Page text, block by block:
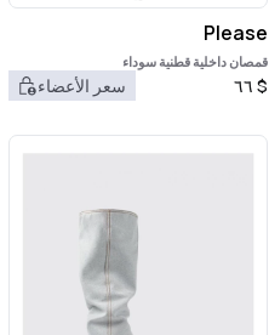
Please
قمصان داخلية قطنية سوداء
$ ٦٦ سعر الأعضاء